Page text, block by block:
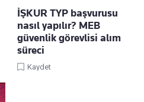
İŞKUR TYP başvurusu
nasıl yapılır? MEB
güvenlik görevlisi alım
süreci
Kaydet